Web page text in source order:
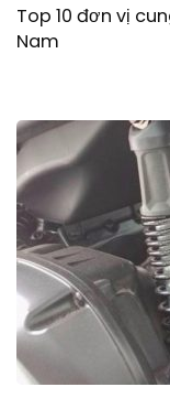
Top 10 đơn vị
Nam